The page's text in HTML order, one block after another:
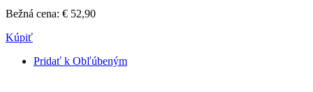
Bežná cena: € 52,90
Kúpiť
Pridať k Obľúbeným